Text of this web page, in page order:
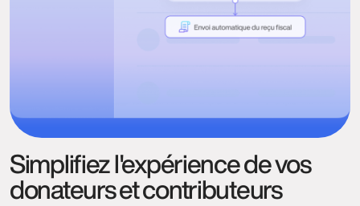
Simplifiez l'expérience de vos
donateurs et contributeurs